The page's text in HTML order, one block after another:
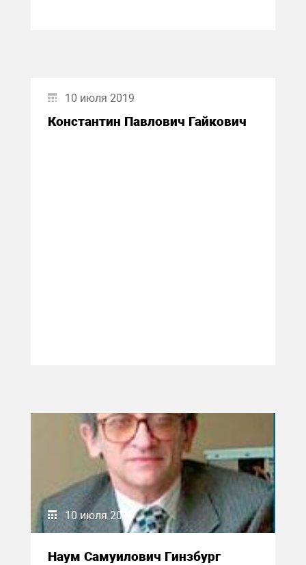
10 июля 2019
Константин Павлович Гайкович
10 июля 2019
Наум Самуилович Гинзбург